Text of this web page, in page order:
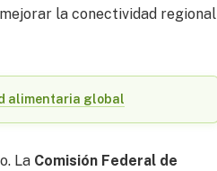
la conectividad regional
alimentaria global
La Comisión Federal de